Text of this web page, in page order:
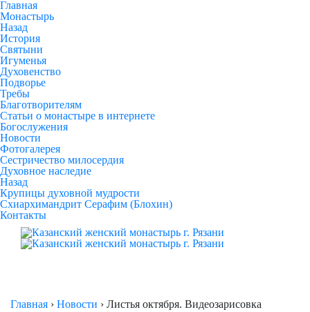
Главная
Монастырь
Назад
История
Святыни
Игуменья
Духовенство
Подворье
Требы
Благотворителям
Статьи о монастыре в интернете
Богослужения
Новости
Фотогалерея
Сестричество милосердия
Духовное наследие
Назад
Крупицы духовной мудрости
Схиархимандрит Серафим (Блохин)
Контакты
Главная › Новости › Листья октября. Видеозарисовка